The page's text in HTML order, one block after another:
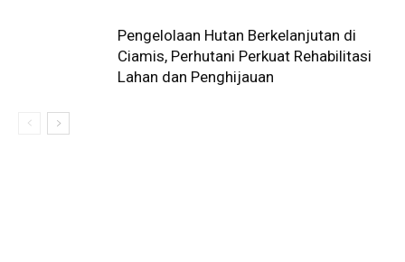
Pengelolaan Hutan Berkelanjutan di
Ciamis, Perhutani Perkuat Rehabilitasi
Lahan dan Penghijauan